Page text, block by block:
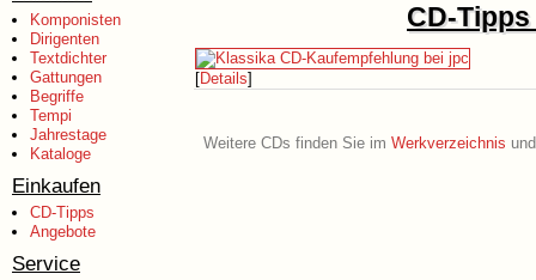
Komponisten
Dirigenten
Textdichter
Gattungen
Begriffe
Tempi
Jahrestage
Kataloge
Einkaufen
CD-Tipps
Angebote
Service
CD-
[Details]
Weitere CDs finden Sie im Werkverzeichnis